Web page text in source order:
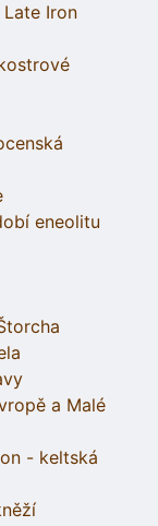
Iron
eneolitu
a Malé
- keltská